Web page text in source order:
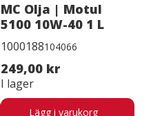
MC Olja | Motul
5100 10W-40 1 L
1000188104066
249,00 kr
I lager
Lägg i varukorg